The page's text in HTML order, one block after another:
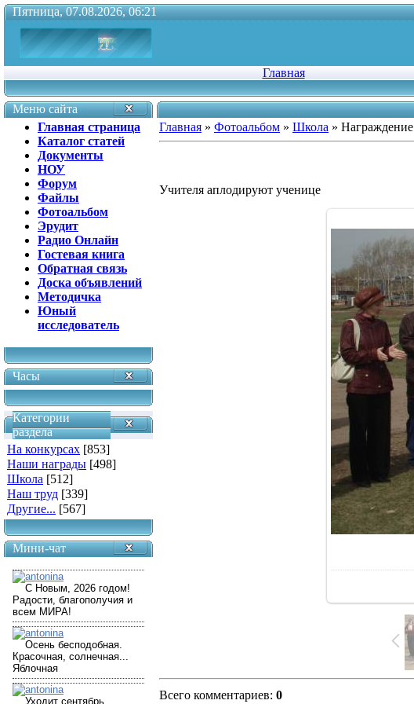
Пятница, 07.08.2026, 06:21
Главная
Меню сайта
Главная страница
Каталог статей
Документы
НОУ
Форум
Файлы
Фотоальбом
Эрудит
Радио Онлайн
Гостевая книга
Обратная связь
Доска объявлений
Методичка
Юный
исследователь
Часы
Категории
раздела
На конкурсах [853]
Наши награды [498]
Школа [512]
Наш труд [339]
Другие... [567]
Мини-чат
Главная » Фотоальбом » Школа » Награждение
Учителя аплодируют ученице
Всего комментариев: 0